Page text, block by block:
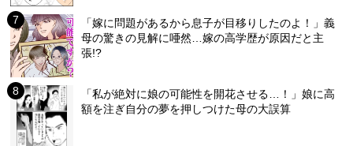
「嫁に問題があるから息子が目移りしたのよ！」義
母の驚きの見解に唖然…嫁の高学歴が原因だと主
張!?
「私が絶対に娘の可能性を開花させる…！」娘に高
額を注ぎ自分の夢を押しつけた母の大誤算